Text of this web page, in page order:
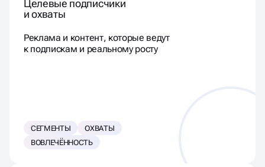
Целевые подписчики
и охваты
Реклама и контент, которые ведут
к подпискам и реальному росту
СЕГМЕНТЫ
ОХВАТЫ
ВОВЛЕЧЁННОСТЬ